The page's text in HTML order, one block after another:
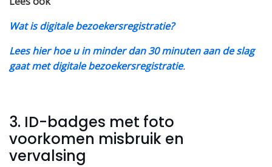
Wat is digitale bezoekersregistratie?
Lees hier hoe u in minder dan 30 minuten aan de slag
gaat met digitale bezoekersregistratie.
3. ID-badges met foto
voorkomen misbruik en
vervalsing